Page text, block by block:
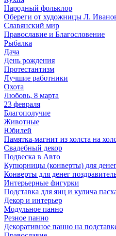
Народный фольклор
Обереги от художницы Л.
Славянский мир
Православие и Благословение
Рыбалка
Дача
День рождения
Протестантизм
Лучшие работники
Охота
Любовь, 8 марта
23 февраля
Благополучие
Животные
Юбилей
Памятка-магнит из холста на
Свадебный декор
Подвеска в Авто
Купюрницы (конверты) для
Конверты для денег
Интерьерные фигурки
Подставка для яиц и кулича
Декор и интерьер
Модульное панно
Резное панно
Декоративное панно на